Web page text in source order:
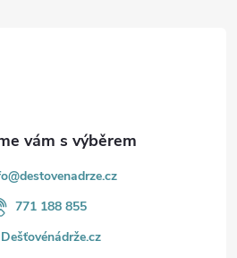
@destovenadrze.cz
771 188 855
Dešťovénádrže.cz